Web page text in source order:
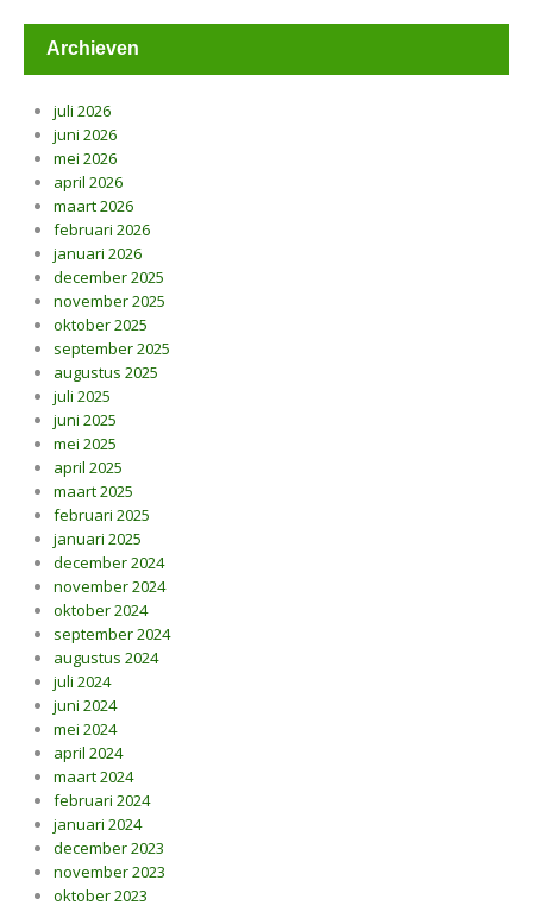
Archieven
juli 2026
juni 2026
mei 2026
april 2026
maart 2026
februari 2026
januari 2026
december 2025
november 2025
oktober 2025
september 2025
augustus 2025
juli 2025
juni 2025
mei 2025
april 2025
maart 2025
februari 2025
januari 2025
december 2024
november 2024
oktober 2024
september 2024
augustus 2024
juli 2024
juni 2024
mei 2024
april 2024
maart 2024
februari 2024
januari 2024
december 2023
november 2023
oktober 2023